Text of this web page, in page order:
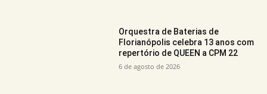
Orquestra de Baterias de
Florianópolis celebra 13 anos com
repertório de QUEEN a CPM 22
6 de agosto de 2026